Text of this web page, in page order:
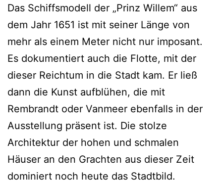
Das Schiffsmodell der „Prinz Willem“ aus
dem Jahr 1651 ist mit seiner Länge von
mehr als einem Meter nicht nur imposant.
Es dokumentiert auch die Flotte, mit der
dieser Reichtum in die Stadt kam. Er ließ
dann die Kunst aufblühen, die mit
Rembrandt oder Vanmeer ebenfalls in der
Ausstellung präsent ist. Die stolze
Architektur der hohen und schmalen
Häuser an den Grachten aus dieser Zeit
dominiert noch heute das Stadtbild.